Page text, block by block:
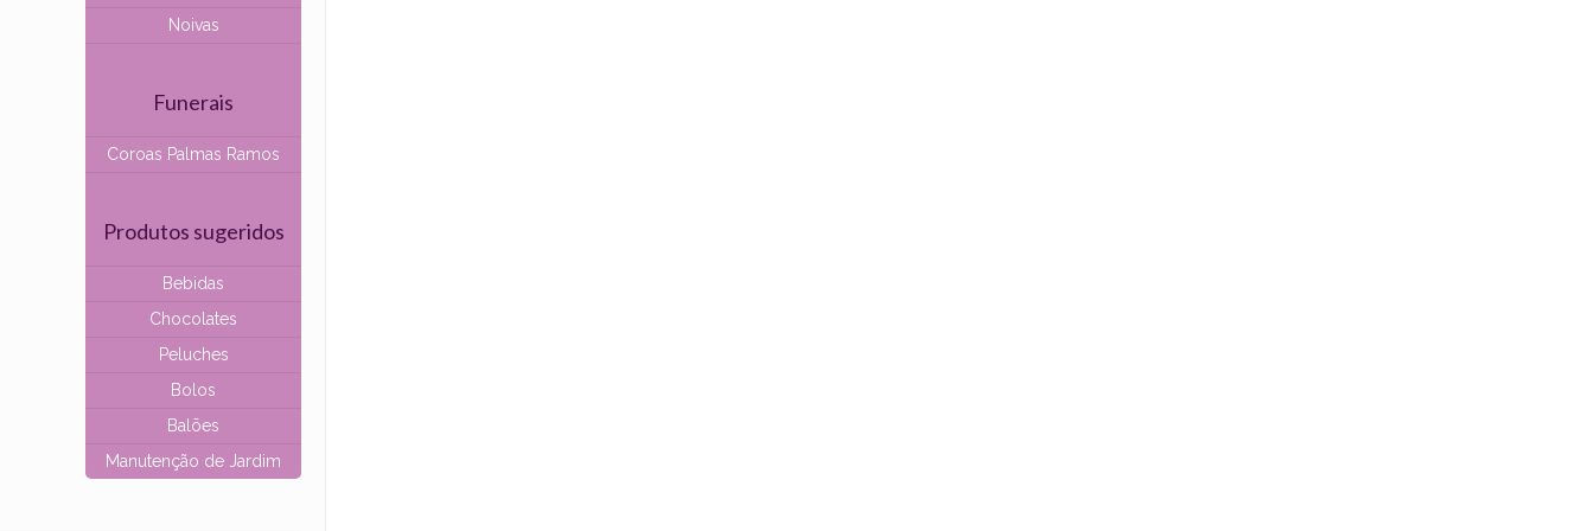
Noivas
Funerais
Coroas Palmas Ramos
Produtos sugeridos
Bebidas
Chocolates
Peluches
Bolos
Balões
Manutenção de Jardim